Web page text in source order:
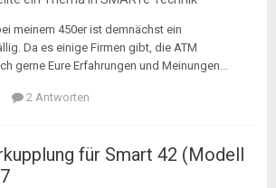
meinem 450er ist demnächst ein
Da es einige Firmen gibt, die ATM
gerne Eure Erfahrungen und Meinungen...
2 Antworten
für Smart 42 (Modell